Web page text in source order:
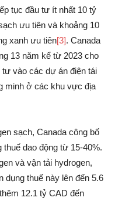
tục đầu tư ít nhất 10 tỷ
ưu tiên và khoảng 10
xanh ưu tiên[3]. Canada
13 năm kể từ 2023 cho
vào các dự án điện tái
minh ở các khu vực địa
sạch, Canada công bố
dao động từ 15-40%.
và vận tải hydrogen,
dụng thuế này lên đến 5.6
12.1 tỷ CAD đến